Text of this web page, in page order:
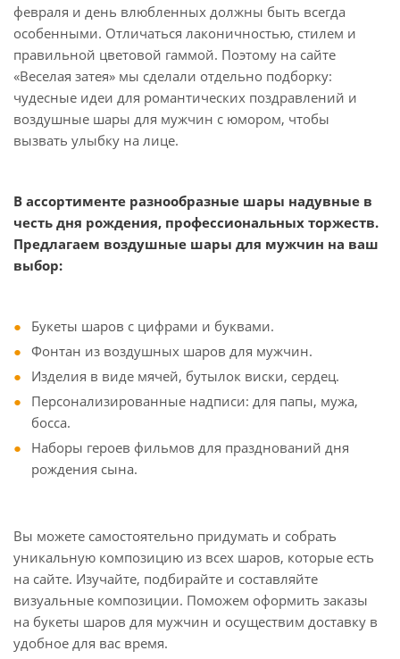
февраля и день влюбленных должны быть всегда
особенными. Отличаться лаконичностью, стилем и
правильной цветовой гаммой. Поэтому на сайте
«Веселая затея» мы сделали отдельно подборку:
чудесные идеи для романтических поздравлений и
воздушные шары для мужчин с юмором, чтобы
вызвать улыбку на лице.
В ассортименте разнообразные шары надувные в
честь дня рождения, профессиональных торжеств.
Предлагаем воздушные шары для мужчин на ваш
выбор:
Букеты шаров с цифрами и буквами.
Фонтан из воздушных шаров для мужчин.
Изделия в виде мячей, бутылок виски, сердец.
Персонализированные надписи: для папы, мужа,
босса.
Наборы героев фильмов для празднований дня
рождения сына.
Вы можете самостоятельно придумать и собрать
уникальную композицию из всех шаров, которые есть
на сайте. Изучайте, подбирайте и составляйте
визуальные композиции. Поможем оформить заказы
на букеты шаров для мужчин и осуществим доставку в
удобное для вас время.